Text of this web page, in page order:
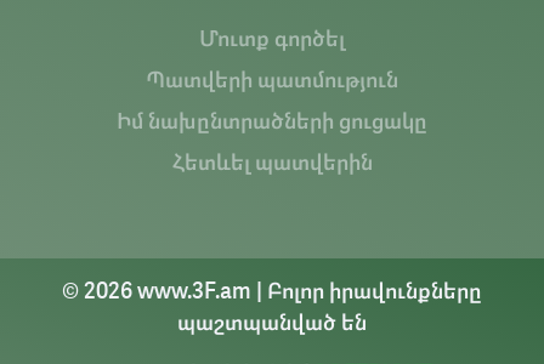
Մուտք գործել
Պատվերի պատմություն
Իմ նախընտրածների ցուցակը
Հետևել պատվերին
© 2026 www.3F.am | Բոլոր իրավունքները
պաշտպանված են